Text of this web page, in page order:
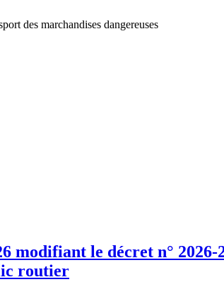
des marchandises dangereuses
modifiant le décret n°
routier